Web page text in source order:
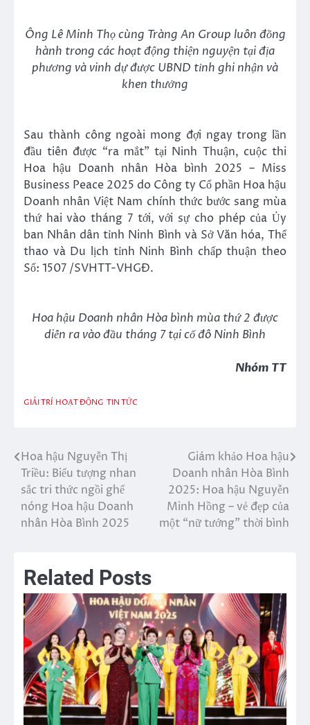
Ông Lê Minh Thọ cùng Tràng An Group luôn đồng
hành trong các hoạt động thiện nguyện tại địa
phương và vinh dự được UBND tỉnh ghi nhận và
khen thưởng
Sau thành công ngoài mong đợi ngay trong lần
đầu tiên được “ra mắt” tại Ninh Thuận, cuộc thi
Hoa hậu Doanh nhân Hòa bình 2025 – Miss
Business Peace 2025 do Công ty Cổ phần Hoa hậu
Doanh nhân Việt Nam chính thức bước sang mùa
thứ hai vào tháng 7 tới, với sự cho phép của Ủy
ban Nhân dân tỉnh Ninh Bình và Sở Văn hóa, Thể
thao và Du lịch tỉnh Ninh Bình chấp thuận theo
Số: 1507 /SVHTT-VHGĐ.
Hoa hậu Doanh nhân Hòa bình mùa thứ 2 được
diễn ra vào đầu tháng 7 tại cố đô Ninh Bình
Nhóm TT
GIẢI TRÍ HOẠT ĐỘNG TIN TỨC
Điều
hướng
bài
Hoa hậu Nguyễn Thị
Triều: Biểu tượng nhan
sắc tri thức ngồi ghế
nóng Hoa hậu Doanh
nhân Hòa Bình 2025
Giám khảo Hoa hậu
Doanh nhân Hòa Bình
2025: Hoa hậu Nguyễn
Minh Hồng – vẻ đẹp của
một “nữ tướng” thời bình
Related Posts